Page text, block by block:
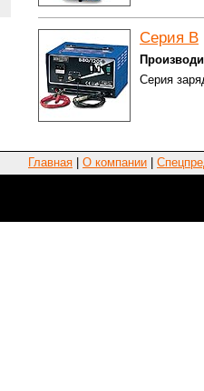
Серия В
Серия
Главная О компании